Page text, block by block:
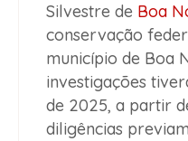
Silvestre de Boa
conservação
município de Boa
investigações
de 2025, a partir
diligências